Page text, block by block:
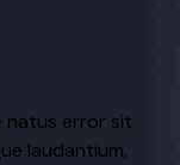
natus error sit
laudantium,